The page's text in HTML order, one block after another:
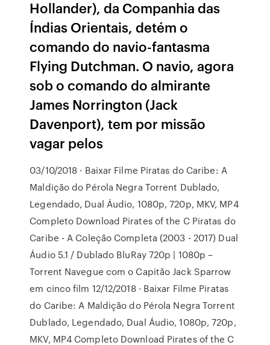
Hollander), da Companhia das
Índias Orientais, detém o
comando do navio-fantasma
Flying Dutchman. O navio, agora
sob o comando do almirante
James Norrington (Jack
Davenport), tem por missão
vagar pelos
03/10/2018 · Baixar Filme Piratas do Caribe: A
Maldição do Pérola Negra Torrent Dublado,
Legendado, Dual Áudio, 1080p, 720p, MKV, MP4
Completo Download Pirates of the C Piratas do
Caribe - A Coleção Completa (2003 - 2017) Dual
Áudio 5.1 / Dublado BluRay 720p | 1080p –
Torrent Navegue com o Capitão Jack Sparrow
em cinco film 12/12/2018 · Baixar Filme Piratas
do Caribe: A Maldição do Pérola Negra Torrent
Dublado, Legendado, Dual Áudio, 1080p, 720p,
MKV, MP4 Completo Download Pirates of the C